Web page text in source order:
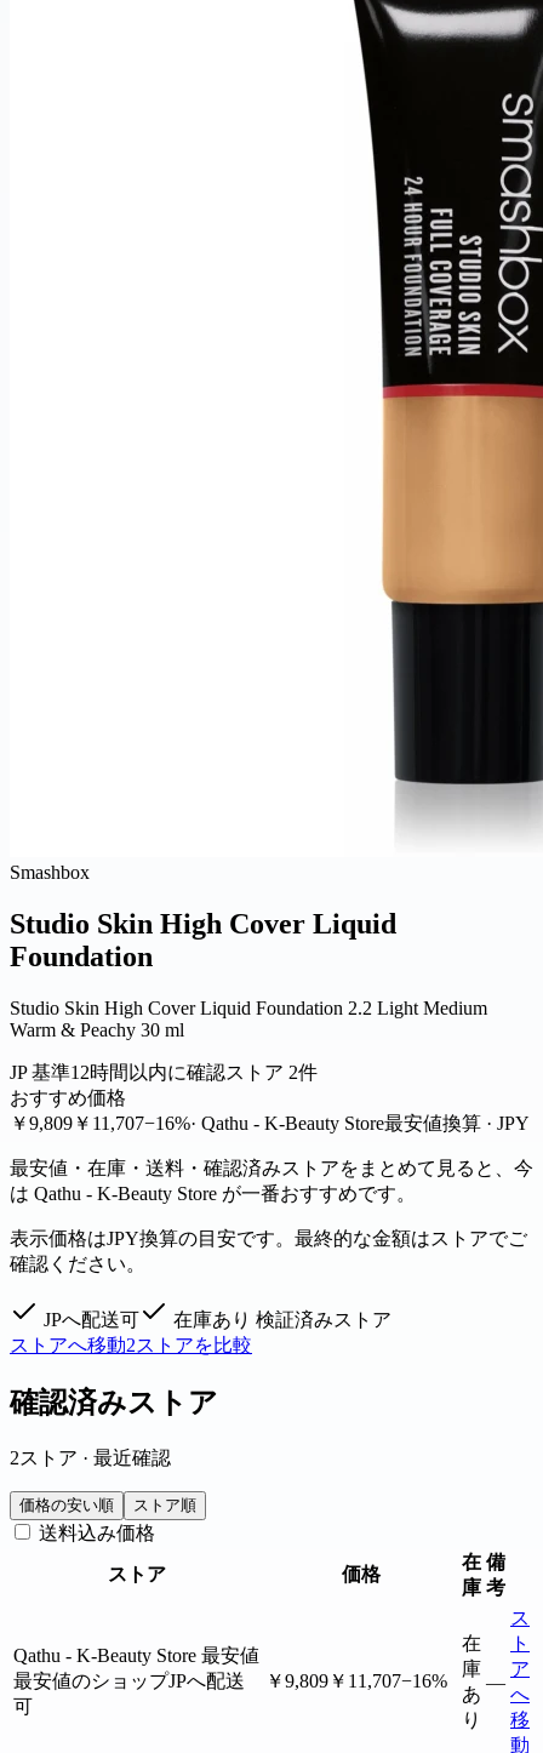
Smashbox
Studio Skin High Cover Liquid
Foundation
Studio Skin High Cover Liquid Foundation 2.2 Light Medium
Warm & Peachy 30 ml
JP 基準12時間以内に確認ストア 2件
おすすめ価格
￥9,809 ￥11,707−16%· Qathu - K-Beauty Store最安値換算 · JPY
最安値・在庫・送料・確認済みストアをまとめて見ると、今
は Qathu - K-Beauty Store が一番おすすめです。
表示価格はJPY換算の目安です。最終的な金額はストアでご
確認ください。
JPへ配送可 在庫あり 検証済みストア
ストアへ移動2ストアを比較
確認済みストア
2ストア · 最近確認
価格の安い順 ストア順
送料込み価格
ストア
価格
在
庫
備
考
Qathu - K-Beauty Store 最安値
最安値のショップJPへ配送
可
￥9,809 ￥11,707−16%
在
庫
あ
り
—
ス
ト
ア
へ
移
動